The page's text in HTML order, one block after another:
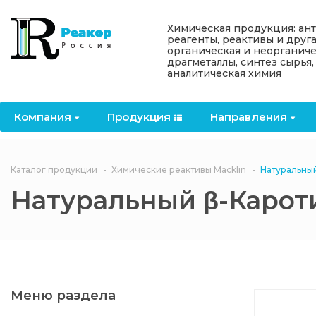
Компания Продукция Направления
Назад
Компания
Лицензии
Документы
Филиалы
Назад
Продукция
OceanСhem
Антипирены
антипирены
3ASenrise
Назад
Направления
Отвердители
Назад
Информация
Акции
Политика
конфиденциальности
Химическая продукция:
реагенты, реактивы и
органическая и
драгметаллы, синтез сырья,
аналитическая химия
Каталог продукции Химические реактивы Macklin
Натуральный β-
Меню раздела